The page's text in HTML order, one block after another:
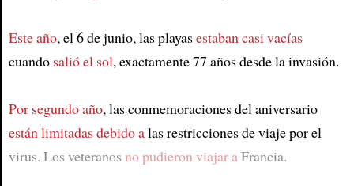
Este año, el 6 de junio, las playasestaban casi vacías
cuando salió el sol, exactamente 77 años desde la invasión.
Por segundo año, las conmemoraciones del aniversario
están limitadas debido alas restricciones de viaje por el
virus. Los veteranos no pudieron viajar aFrancia.